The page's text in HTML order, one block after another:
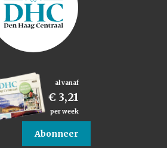
al vanaf
€ 3,21
per week
Abonneer